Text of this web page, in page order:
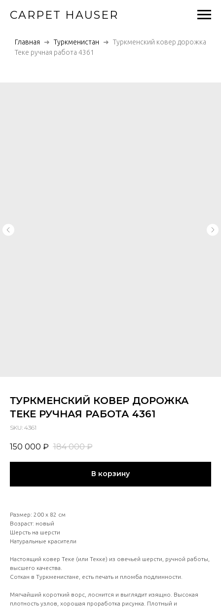
CARPET HAUSER
Главная Туркменистан
Туркменский ковер дорожка
Теке ручная работа 4361
ТУРКМЕНСКИЙ КОВЕР ДОРОЖКА
ТЕКЕ РУЧНАЯ РАБОТА 4361
SKU: 4361
150 000 ₽ 184 000 ₽
В корзину
Размер: 200 х 82 см
Возраст: новый
Шерсть на шерсти
Натуральные красители
Настоящий ковер Теке (или Текке) из овечьей шерсти, ручной работы,
высшего качества.
Соткан в Туркменистане, есть печать и пломба подлинности.
Мягчайший короткий ворс, лоснится и выглядит изящно. Высокая
плотность узлов, хорошая проработка рисунка. Плотный и